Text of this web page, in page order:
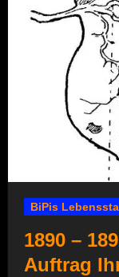
BiPis
1890 –
Auftrag